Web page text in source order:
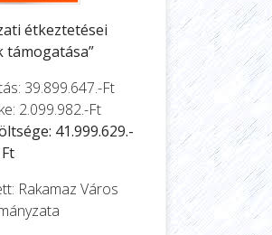
étkeztetései
támogatása”
39.899.647.-Ft
2.099.982.-Ft
41.999.629.-
Ft
Rakamaz Város